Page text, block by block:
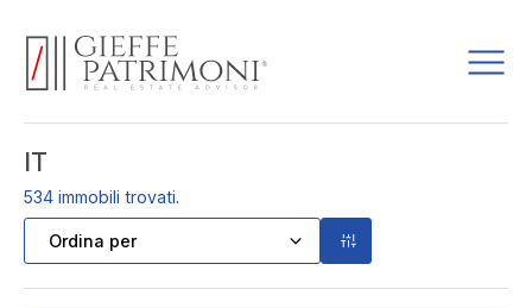
IT
534 immobili trovati.